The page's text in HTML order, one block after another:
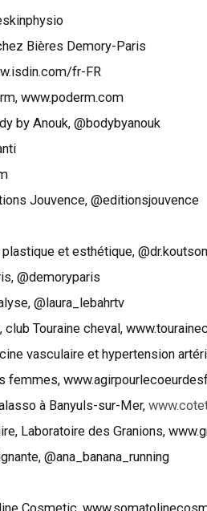
Bières Demory-Paris
fr-FR
www.poderm.com
by Anouk, @bodybyanouk
Jouvence, @editionsjouvence
et esthétique,
@demoryparis
@laura_lebahrtv
Touraine cheval,
vasculaire et hypertension
femmes,
à Banyuls-sur-Mer,
Laboratoire des Granions,
@ana_banana_running